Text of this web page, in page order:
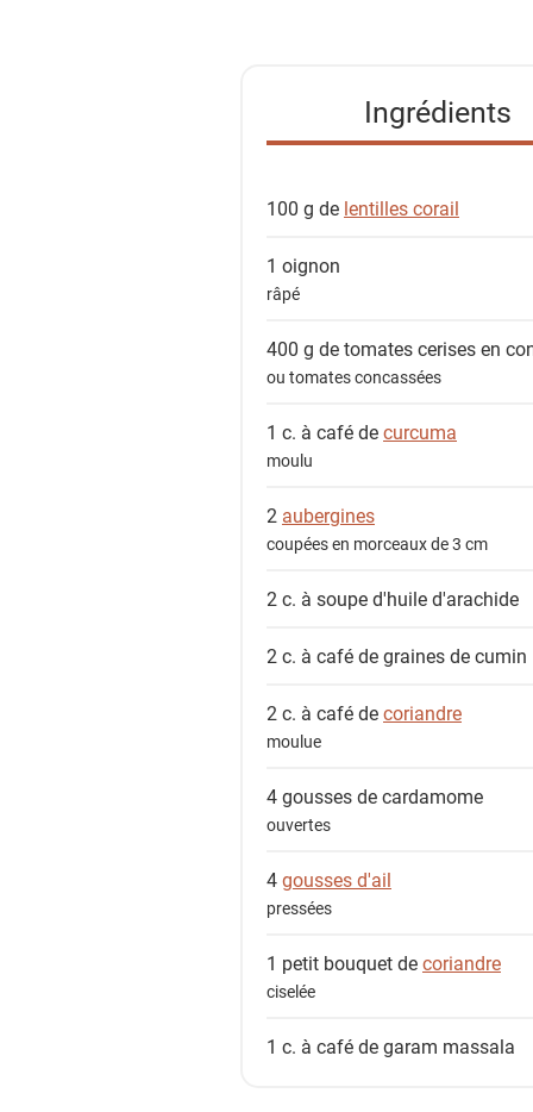
Ingrédients
100 g de lentilles corail
1 oignon
râpé
400 g detomates cerises en
ou tomates concassées
1 c. à café decurcuma
moulu
2 aubergines
coupées en morceaux de 3 cm
2 c. à souped'huile d'arachide
2 c. à café degraines de cumin
2 c. à café decoriandre
moulue
4 gousses decardamome
ouvertes
4gousses d'ail
pressées
1 petit bouquet decoriandre
ciselée
1 c. à café degaram massala